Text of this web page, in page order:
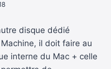
disque dédié
il doit faire au
interne du Mac + celle